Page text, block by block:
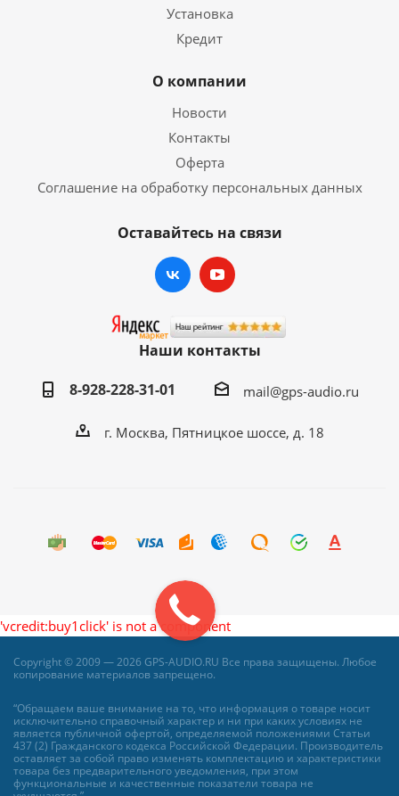
Установка
Кредит
О компании
Новости
Контакты
Оферта
Соглашение на обработку персональных данных
Оставайтесь на связи
Наши контакты
8-928-228-31-01
mail@gps-audio.ru
г. Москва, Пятницкое шоссе, д. 18
'vcredit:buy1click' is not a component
Copyright © 2009 — 2026 GPS-AUDIO.RU Все права защищены. Любое
копирование материалов запрещено.
“Обращаем ваше внимание на то, что информация о товаре носит
исключительно справочный характер и ни при каких условиях не
является публичной офертой, определяемой положениями Статьи
437 (2) Гражданского кодекса Российской Федерации. Производитель
оставляет за собой право изменять комплектацию и характеристики
товара без предварительного уведомления, при этом
функциональные и качественные показатели товара не